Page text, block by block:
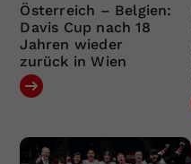
Österreich – Belgien:
Davis Cup nach 18
Jahren wieder
zurück in Wien